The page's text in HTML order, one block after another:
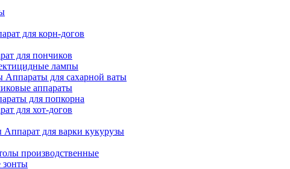
для корн-догов
для пончиков
лампы
Аппараты для сахарной ваты
аппараты
для попкорна
для хот-догов
Аппарат для варки кукурузы
производственные